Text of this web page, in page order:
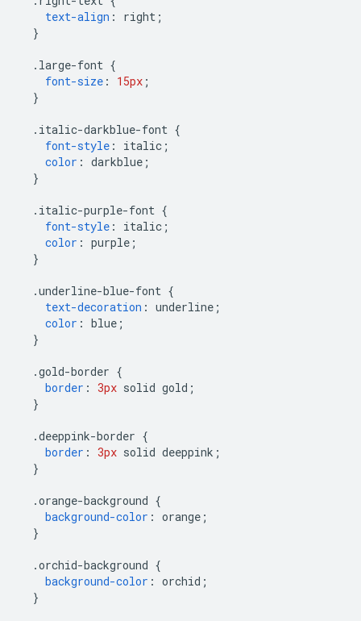
text-align : right ;
}
. large-font {
font-size : 15px ;
}
. italic-darkblue-font {
font-style : italic ;
color : darkblue ;
}
. italic-purple-font {
font-style : italic ;
color : purple ;
}
.underline-blue-font {
text-decoration : underline ;
color : blue ;
}
.gold-border {
border : 3px solid gold ;
}
.deeppink-border {
border : 3px solid deeppink ;
}
.orange-background {
background-color : orange ;
}
.orchid-background {
background-color : orchid ;
}